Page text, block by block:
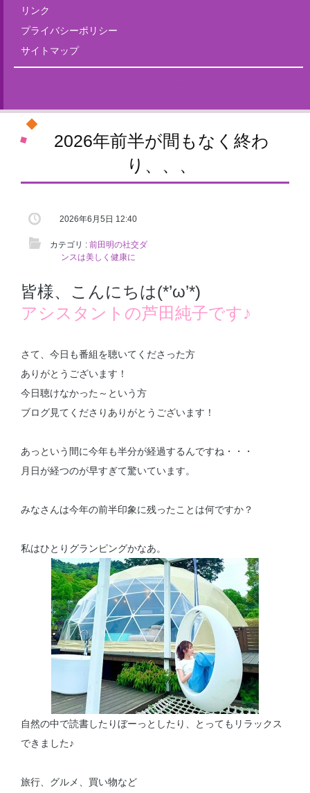
リンク
プライバシーポリシー
サイトマップ
2026年前半が間もなく終わ
り、、、
2026年6月5日 12:40
カテゴリ : 前田明の社交ダ
ンスは美しく健康に
皆様、こんにちは(*’ω’*)
アシスタントの芦田純子です♪
さて、今日も番組を聴いてくださった方
ありがとうございます！
今日聴けなかった～という方
ブログ見てくださりありがとうございます！
あっという間に今年も半分が経過するんですね・・・
月日が経つのが早すぎて驚いています。
みなさんは今年の前半印象に残ったことは何ですか？
私はひとりグランピングかなあ。
自然の中で読書したりぼーっとしたり、とってもリラックス
できました♪
旅行、グルメ、買い物など